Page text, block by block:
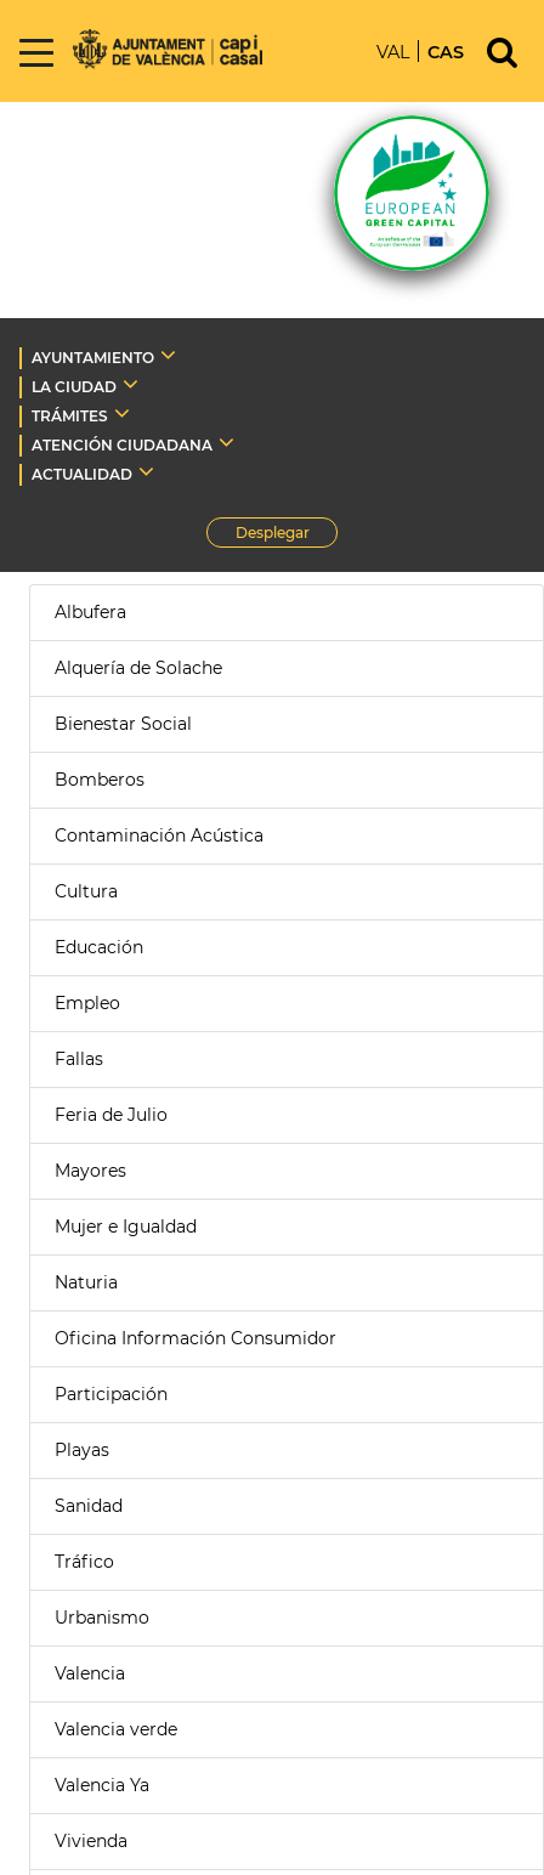
VAL CAS
AYUNTAMIENTO
LA CIUDAD
TRÁMITES
ATENCIÓN CIUDADANA
ACTUALIDAD
Desplegar
Albufera
Alquería de Solache
Bienestar Social
Bomberos
Contaminación Acústica
Cultura
Educación
Empleo
Fallas
Feria de Julio
Mayores
Mujer e Igualdad
Naturia
Oficina Información Consumidor
Participación
Playas
Sanidad
Tráfico
Urbanismo
Valencia
Valencia verde
Valencia Ya
Vivienda